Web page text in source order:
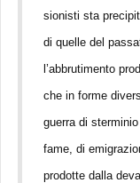
sionisti sta
di quelle del
l’abbrutimento
che in forme
guerra di
fame, di
prodotte dalla